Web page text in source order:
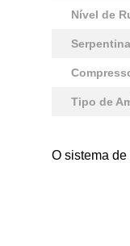
Nível de
Serpentina
Tipo de
O sistema